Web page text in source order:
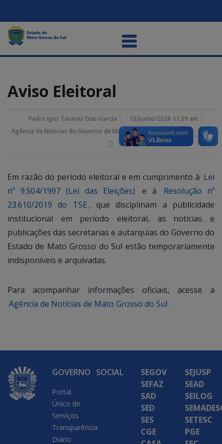
Aviso Eleitoral
Pedro Igor Tavares Dias Garcia
15/junho/2026 11:39 am
Agência de Noticias do Governo de Mato Grosso do Sul
Em razão do período eleitoral e em cumprimento à Lei
nº 9.504/1997 (Lei das Eleições)
e à
Resolução nº
23.610/2019 do TSE , que disciplinam a publicidade
institucional em período eleitoral, as notícias e
publicações das secretarias e autarquias do Governo do
Estado de Mato Grosso do Sul estão temporariamente
indisponíveis e arquivadas.
Para acompanhar informações oficiais, acesse a
Agência de Notícias de Mato Grosso do Sul .
GOVERNO
Portal
Único de
Serviços
Transparência
Diário
SOCIAL
SEGOV
SEFAZ
SAD
SED
SES
CGE
SEJUSP
SEAD
SEILOG
SETESC
PGE